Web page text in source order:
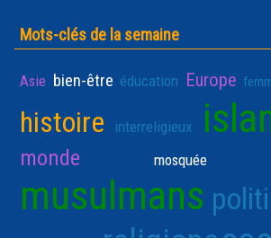
Mots-clés de la semaine
Asie bien-être éducation Europe
histoire interreligieux
monde mosquée
musulmans